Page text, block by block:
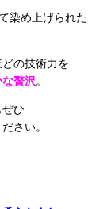
染め上げられた
の技術力を
贅沢。
ひ
さい。